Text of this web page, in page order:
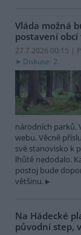
Vláda možná
postavení
27.7.2026 00:15 |
Diskuse: 2
národních parků.
webu. Věcně
své stanovisko k
lhůtě nedodalo.
postoj bude
většinu.
Na Hádecké
původní step,